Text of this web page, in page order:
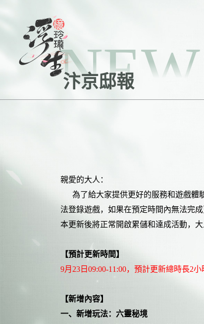
汴京邸報
親愛的大人 ：
為了給大家提供更好的服務和遊戲體
法登錄遊戲，如果在預定時間內無法完
本更新後將正常開啟累儲和達成活動，
【預計更新時間】
9月23 日 09:00-11:00，預計更新總時長2小
【新增內容】
一、新增玩法：六靈秘境